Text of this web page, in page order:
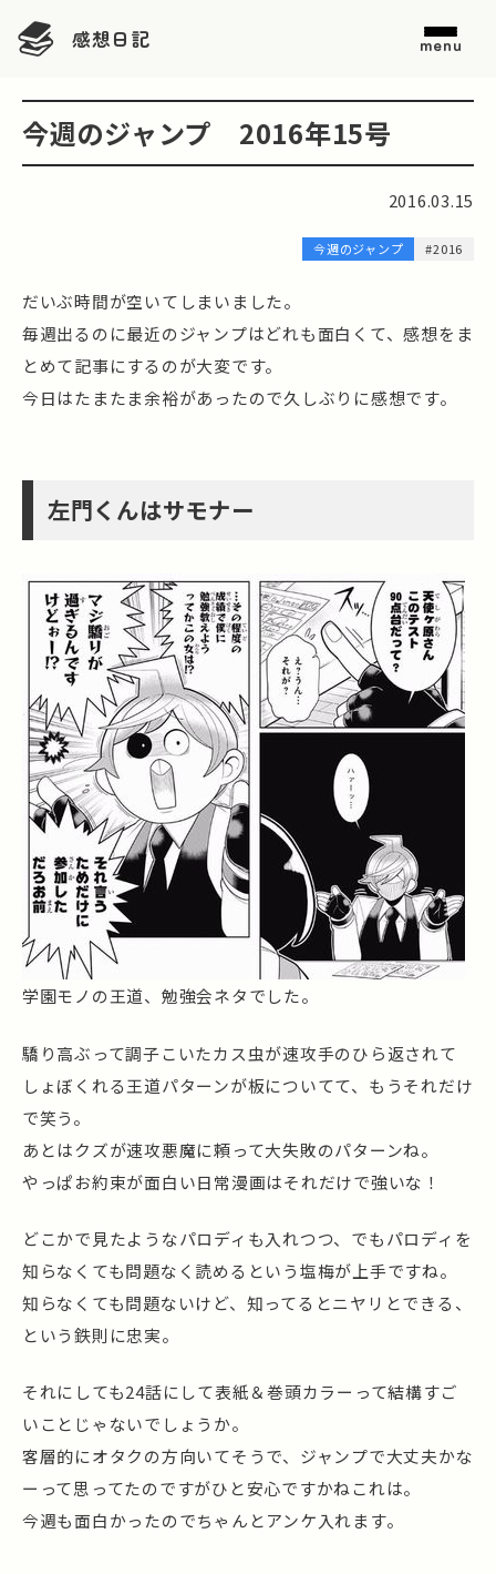
感想日記 menu
今週のジャンプ 2016年15号
2016.03.15
今週のジャンプ #2016
だいぶ時間が空いてしまいました。
毎週出るのに最近のジャンプはどれも面白くて、感想をま
とめて記事にするのが大変です。
今日はたまたま余裕があったので久しぶりに感想です。
左門くんはサモナー
学園モノの王道、勉強会ネタでした。
驕り高ぶって調子こいたカス虫が速攻手のひら返されて
しょぼくれる王道パターンが板についてて、もうそれだけ
で笑う。
あとはクズが速攻悪魔に頼って大失敗のパターンね。
やっぱお約束が面白い日常漫画はそれだけで強いな！
どこかで見たようなパロディも入れつつ、でもパロディを
知らなくても問題なく読めるという塩梅が上手ですね。
知らなくても問題ないけど、知ってるとニヤリとできる、
という鉄則に忠実。
それにしても24話にして表紙＆巻頭カラーって結構すご
いことじゃないでしょうか。
客層的にオタクの方向いてそうで、ジャンプで大丈夫かな
ーって思ってたのですがひと安心ですかねこれは。
今週も面白かったのでちゃんとアンケ入れます。